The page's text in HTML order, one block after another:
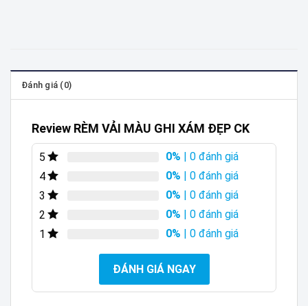
Đánh giá (0)
Review RÈM VẢI MÀU GHI XÁM ĐẸP CK
5 0% | 0 đánh giá
4
0% | 0 đánh giá
3
0% | 0 đánh giá
2
0% | 0 đánh giá
1
0% | 0 đánh giá
ĐÁNH GIÁ NGAY